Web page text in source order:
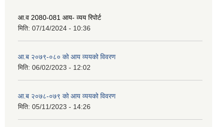
आ.व 2080-081 आय- व्यय रिपोर्ट
मिति: 07/14/2024 - 10:36
आ.ब २०७९-०८० को आय व्ययको विवरण
मिति: 06/02/2023 - 12:02
आ.ब २०७८-०७९ को आय व्ययको विवरण
मिति: 05/11/2023 - 14:26